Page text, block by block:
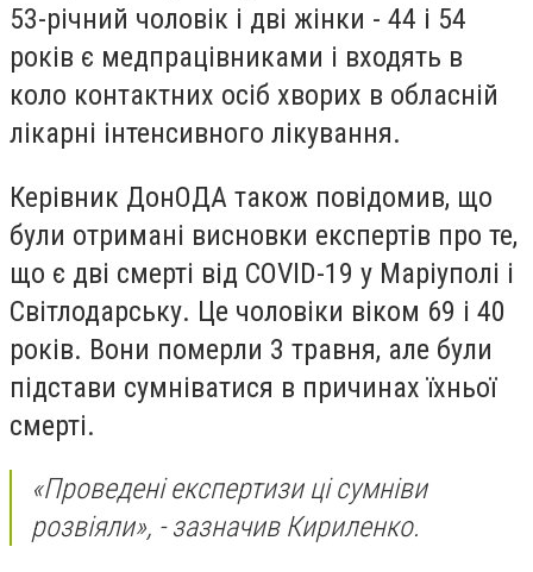
53-річний чоловік і дві жінки - 44 і 54
років є медпрацівниками і входять в
коло контактних осіб хворих в обласній
лікарні інтенсивного лікування.
Керівник ДонОДА також повідомив, що
були отримані висновки експертів про те,
що є дві смерті від COVID-19 у Маріуполі і
Світлодарську. Це чоловіки віком 69 і 40
років. Вони померли 3 травня, але були
підстави сумніватися в причинах їхньої
смерті.
«Проведені експертизи ці сумніви
розвіяли», - зазначив Кириленко.